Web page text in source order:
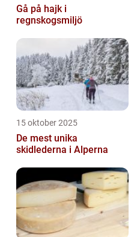
Gå på hajk i
regnskogsmiljö
15 oktober 2025
De mest unika
skidlederna i Alperna